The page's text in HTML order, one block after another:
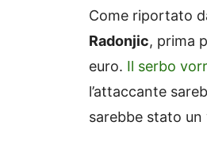
Come riportato
Radonjic, prima
euro. Il serbo
l’attaccante
sarebbe stato